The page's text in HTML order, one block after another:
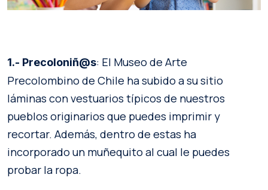
1.- Precoloniñ@s: El Museo de Arte
Precolombino de Chile ha subido a su sitio
láminas con vestuarios típicos de nuestros
pueblos originarios que puedes imprimir y
recortar. Además, dentro de estas ha
incorporado un muñequito al cual le puedes
probar la ropa.